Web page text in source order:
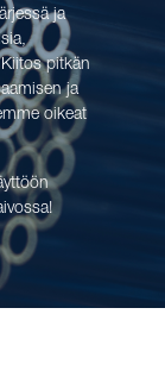
ja
pitkän
ja
oikeat